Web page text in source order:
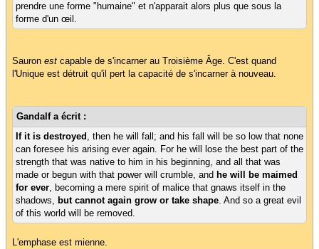
prendre une forme "humaine" et n'apparait alors plus que sous la
forme d'un œil.
Sauron est capable de s'incarner au Troisième Âge. C'est quand
l'Unique est détruit qu'il pert la capacité de s'incarner à nouveau.
Gandalf a écrit :
If it is destroyed , then he will fall; and his fall will be so low that none
can foresee his arising ever again. For he will lose the best part of the
strength that was native to him in his beginning, and all that was
made or begun with that power will crumble, and he will be maimed
for ever, becoming a mere spirit of malice that gnaws itself in the
shadows, but cannot again grow or take shape. And so a great evil
of this world will be removed.
L'emphase est mienne.